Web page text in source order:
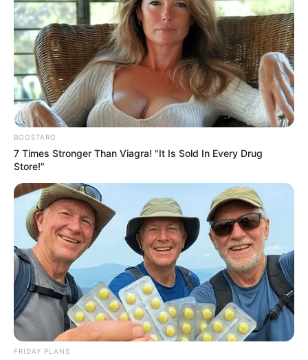
BOOSTARO
7 Times Stronger Than Viagra! "It Is Sold In Every Drug
Store!"
FRIDAY PLANS